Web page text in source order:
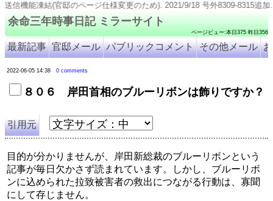
余命三年時事日記 ミラーサイト
ページビュー:本日375 昨日356
最新記事 官邸メール パブリックコメント その他メール
2022-06-05 14:38 0 comments
８０６ 岸田首相のブルーリボンは飾りですか？
引用元
目的が分かりませんが、岸田新総裁のブルーリボンという
記事が毎日欠かさず読まれています。しかし、ブルーリボ
ンに込められた拉致被害者の救出につながる行動は、寡聞
にして存じません。
結(官邸のページ仕様変更のため). 2021/9/18 号外8309-8315追加. 2021/